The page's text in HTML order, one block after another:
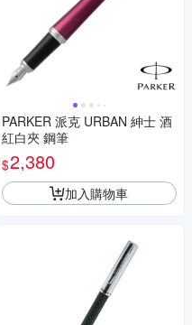
PARKER 派克 URBAN 紳士 酒
紅白夾 鋼筆
$2,380
加入購物車